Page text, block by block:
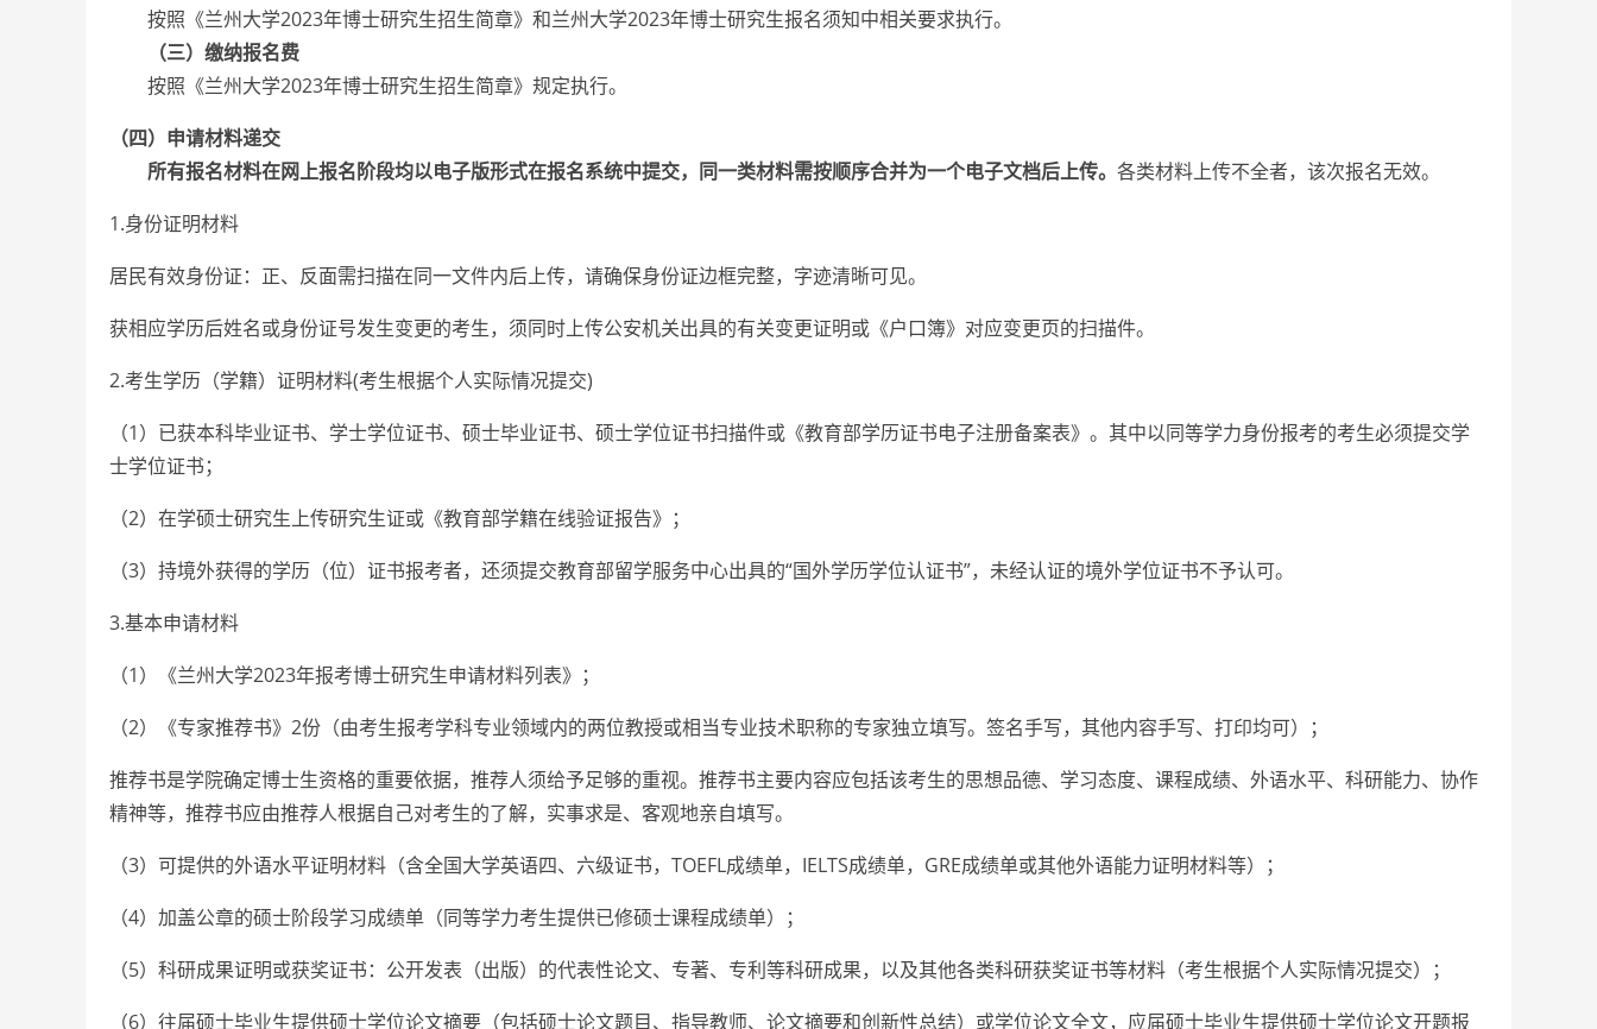
按照《兰州大学2023年博士研究生招生简章》和兰州大学2023年博士研究生报名须知中相关要求执行。
（三）缴纳报名费
按照《兰州大学2023年博士研究生招生简章》规定执行。
（四）申请材料递交
所有报名材料在网上报名阶段均以电子版形式在报名系统中提交，同一类材料需按顺序合并为一个电子文档后上传。 各类材料上传不全者，该次报名无效。
1.身份证明材料
居民有效身份证：正、反面需扫描在同一文件内后上传，请确保身份证边框完整，字迹清晰可见。
获相应学历后姓名或身份证号发生变更的考生，须同时上传公安机关出具的有关变更证明或《户口簿》对应变更页的扫描件。
2.考生学历（学籍）证明材料(考生根据个人实际情况提交)
（1）已获本科毕业证书、学士学位证书、硕士毕业证书、硕士学位证书扫描件或《教育部学历证书电子注册备案表》。其中以同等学力身份报考的考生必须提交学
士学位证书；
（2）在学硕士研究生上传研究生证或《教育部学籍在线验证报告》；
（3）持境外获得的学历（位）证书报考者，还须提交教育部留学服务中心出具的“国外学历学位认证书”，未经认证的境外学位证书不予认可。
3.基本申请材料
（1）《兰州大学2023年报考博士研究生申请材料列表》；
（2）《专家推荐书》2份（由考生报考学科专业领域内的两位教授或相当专业技术职称的专家独立填写。签名手写，其他内容手写、打印均可）；
推荐书是学院确定博士生资格的重要依据，推荐人须给予足够的重视。推荐书主要内容应包括该考生的思想品德、学习态度、课程成绩、外语水平、科研能力、协作
精神等，推荐书应由推荐人根据自己对考生的了解，实事求是、客观地亲自填写。
（3）可提供的外语水平证明材料（含全国大学英语四、六级证书，TOEFL成绩单，IELTS成绩单，GRE成绩单或其他外语能力证明材料等）；
（4）加盖公章的硕士阶段学习成绩单（同等学力考生提供已修硕士课程成绩单）；
（5）科研成果证明或获奖证书：公开发表（出版）的代表性论文、专著、专利等科研成果，以及其他各类科研获奖证书等材料（考生根据个人实际情况提交）；
（6）往届硕士毕业生提供硕士学位论文摘要（包括硕士论文题目、指导教师、论文摘要和创新性总结）或学位论文全文，应届硕士毕业生提供硕士学位论文开题报